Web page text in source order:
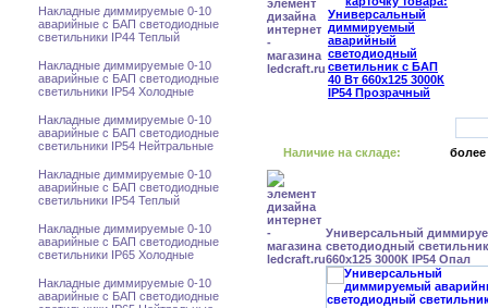
Накладные диммируемые 0-10
аварийные с БАП светодиодные
светильники IP44 Теплый
Накладные диммируемые 0-10
аварийные с БАП светодиодные
светильники IP54 Холодные
Накладные диммируемые 0-10
аварийные с БАП светодиодные
светильники IP54 Нейтральные
Накладные диммируемые 0-10
аварийные с БАП светодиодные
светильники IP54 Теплый
Накладные диммируемые 0-10
аварийные с БАП светодиодные
светильники IP65 Холодные
Накладные диммируемые 0-10
аварийные с БАП светодиодные
Наличие на складе: более
Универсальный
светодиодный
660x125 3000К IP54 Опал